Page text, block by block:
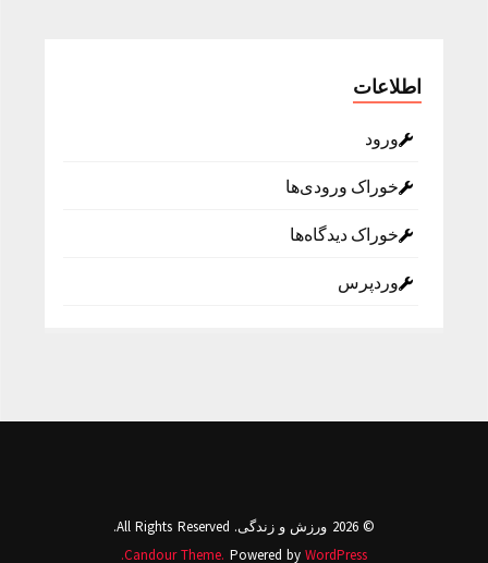
اطلاعات
ورود
خوراک ورودی‌ها
خوراک دیدگاه‌ها
وردپرس
© 2026 ورزش و زندگی. All Rights Reserved.
Candour Theme. Powered byWordPress.